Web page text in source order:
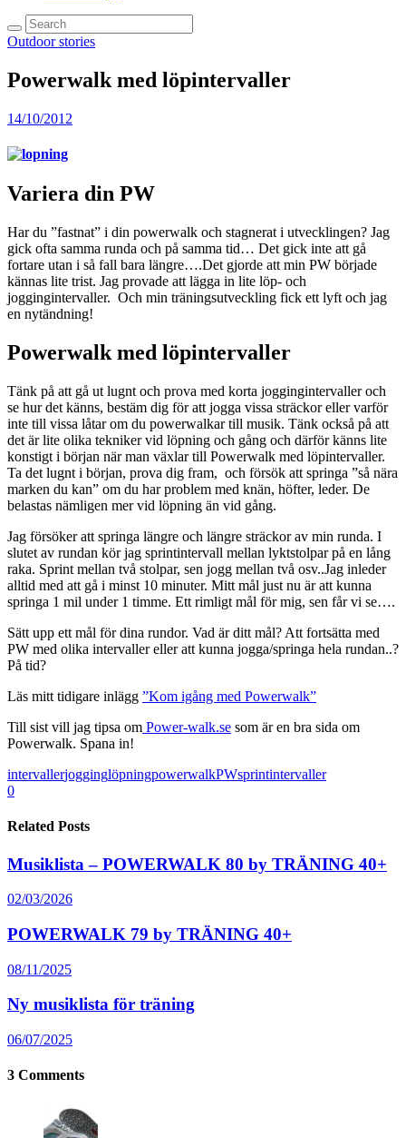
Outdoor stories
Powerwalk med löpintervaller
14/10/2012
Variera din PW
Har du ”fastnat” i din powerwalk och stagnerat i utvecklingen? Jag
gick ofta samma runda och på samma tid… Det gick inte att gå
fortare utan i så fall bara längre….Det gjorde att min PW började
kännas lite trist. Jag provade att lägga in lite löp- och
joggingintervaller. Och min träningsutveckling fick ett lyft och jag
en nytändning!
Powerwalk med löpintervaller
Tänk på att gå ut lugnt och prova med korta joggingintervaller och
se hur det känns, bestäm dig för att jogga vissa sträckor eller varför
inte till vissa låtar om du powerwalkar till musik. Tänk också på att
det är lite olika tekniker vid löpning och gång och därför känns lite
konstigt i början när man växlar till Powerwalk med löpintervaller.
Ta det lugnt i början, prova dig fram, och försök att springa ”så nära
marken du kan” om du har problem med knän, höfter, leder. De
belastas nämligen mer vid löpning än vid gång.
Jag försöker att springa längre och längre sträckor av min runda. I
slutet av rundan kör jag sprintintervall mellan lyktstolpar på en lång
raka. Sprint mellan två stolpar, sen jogg mellan två osv..Jag inleder
alltid med att gå i minst 10 minuter. Mitt mål just nu är att kunna
springa 1 mil under 1 timme. Ett rimligt mål för mig, sen får vi se….
Sätt upp ett mål för dina rundor. Vad är ditt mål? Att fortsätta med
PW med olika intervaller eller att kunna jogga/springa hela rundan..?
På tid?
Läs mitt tidigare inlägg ”Kom igång med Powerwalk”
Till sist vill jag tipsa om Power-walk.se som är en bra sida om
Powerwalk. Spana in!
intervallerjogginglöpningpowerwalkPWsprintintervaller
0
Related Posts
Musiklista – POWERWALK 80 by TRÄNING 40+
02/03/2026
POWERWALK 79 by TRÄNING 40+
08/11/2025
Ny musiklista för träning
06/07/2025
3 Comments